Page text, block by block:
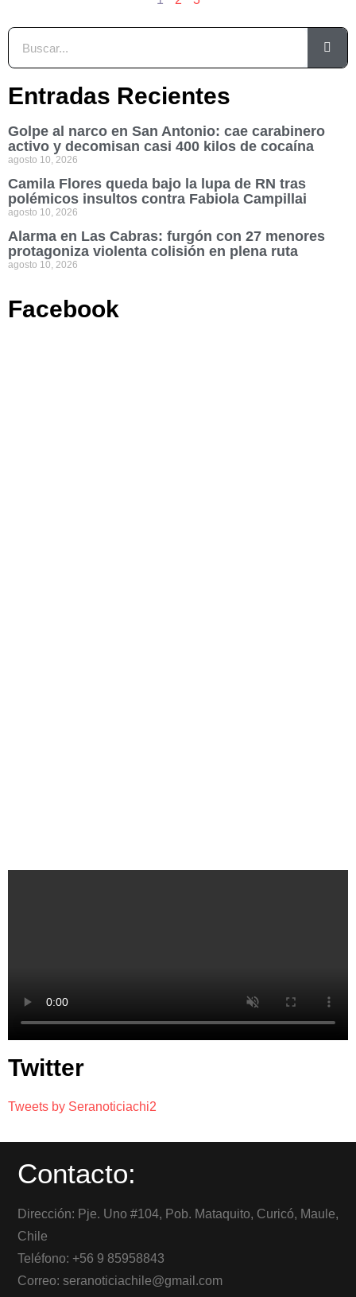
Entradas Recientes
Golpe al narco en San Antonio: cae carabinero
activo y decomisan casi 400 kilos de cocaína
agosto 10, 2026
Camila Flores queda bajo la lupa de RN tras
polémicos insultos contra Fabiola Campillai
agosto 10, 2026
Alarma en Las Cabras: furgón con 27 menores
protagoniza violenta colisión en plena ruta
agosto 10, 2026
Facebook
Twitter
Tweets by Seranoticiachi2
Contacto:
Dirección: Pje. Uno #104, Pob. Mataquito, Curicó, Maule,
Chile
Teléfono: +56 9 85958843
Correo: seranoticiachile@gmail.com